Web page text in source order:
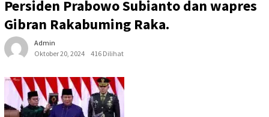
Persiden Prabowo Subianto dan wapres
Gibran Rakabuming Raka.
Admin
Oktober 20, 2024
416 Dilihat